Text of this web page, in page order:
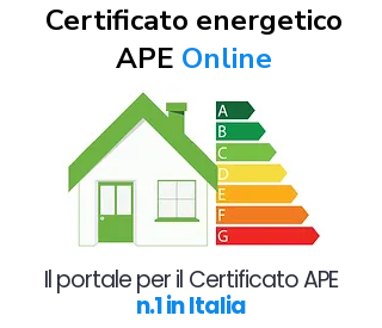
Certificato energetico
APE Online
Il portale per il Certificato APE
n.1 in Italia